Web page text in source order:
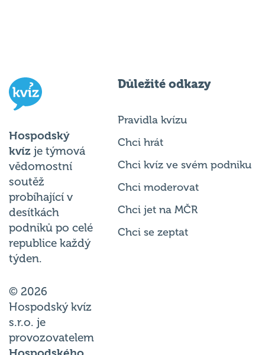
Hospodský
kvíz je týmová
vědomostní
soutěž
probíhající v
desítkách
podniků po celé
republice každý
týden.
© 2026
Hospodský kvíz
s.r.o. je
provozovatelem
Důležité odkazy
Pravidla kvízu
Chci hrát
Chci kvíz ve svém podniku
Chci moderovat
Chci jet na MČR
Chci se zeptat